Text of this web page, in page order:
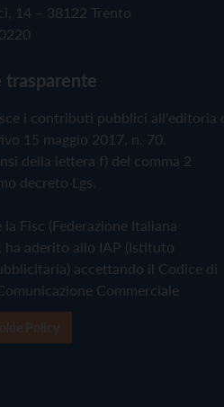
14 – 38122 Trento
trasparente
i contributi pubblici all'editoria
15 maggio 2017, n. 70.
della lettera f) del comma 2
decreto Lgs.
Fisc (Federazione Italiana
ha aderito allo IAP (Istituto
accettando il Codice di
Commerciale